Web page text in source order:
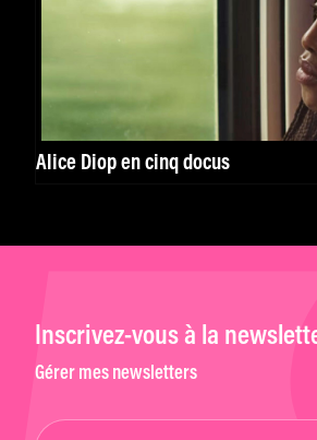
Alice Diop en cinq docus
Inscrivez-vous à la
Gérer mes newsletters